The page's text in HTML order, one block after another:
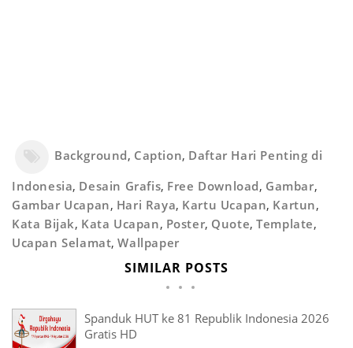
Background, Caption, Daftar Hari Penting di
Indonesia, Desain Grafis, Free Download, Gambar,
Gambar Ucapan, Hari Raya, Kartu Ucapan, Kartun,
Kata Bijak, Kata Ucapan, Poster, Quote,Template,
Ucapan Selamat,Wallpaper
SIMILAR POSTS
Spanduk HUT ke 81 Republik Indonesia 2026
Gratis HD